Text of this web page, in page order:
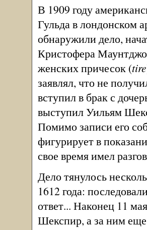
В 1909 году
Гульда в лондонском
обнаружили дело,
Кристофера
женских причесок (tire
заявлял, что не
вступил в брак с
выступил Уильям
Помимо записи его
фигурирует в
свое время имел
Дело тянулось
1612 года:
ответ... Наконец 11
Шекспир, а за ним